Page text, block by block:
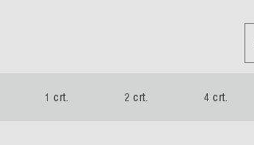
1 crt. 2 crt. 4 crt.